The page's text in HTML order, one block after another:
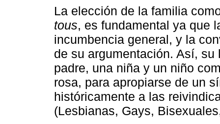
La elección de la familia
tous, es fundamental ya que
incumbencia general, y la
de su argumentación. Así,
padre, una niña y un niño
rosa, para apropiarse de un
históricamente a las
(Lesbianas, Gays,